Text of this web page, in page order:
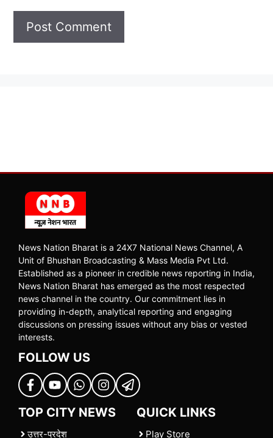
News Nation Bharat is a 24X7 National News Channel, A
Unit of Bhushan Broadcasting & Mass Media Pvt Ltd.
Established as a pioneer in credible news reporting in India,
News Nation Bharat has emerged as the most respected
news channel in the country. Our commitment lies in
providing in-depth, analytical reporting and engaging
discussions on pressing issues without any bias or vested
interests.
FOLLOW US
TOP CITY NEWS
उत्तर-प्रदेश
QUICK LINKS
Play Store